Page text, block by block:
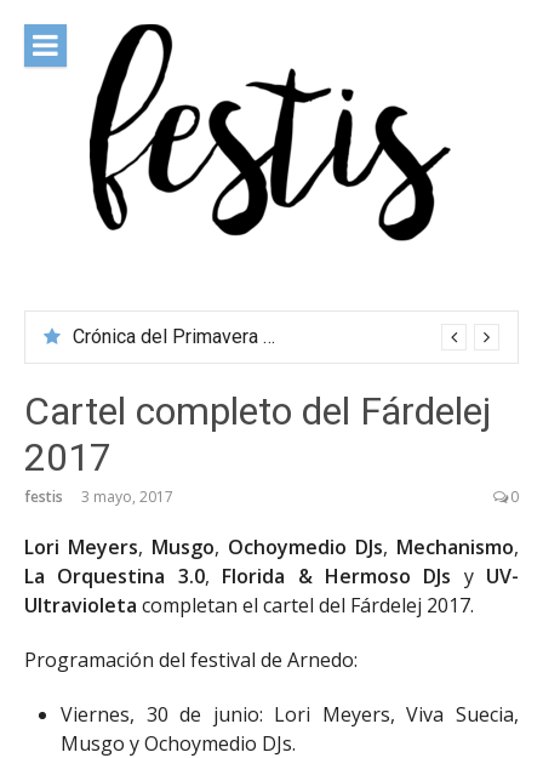
contenido
Crónica del Primavera Sound Porto 2026
Cartel completo del Fárdelej
2017
festis 3 mayo, 2017 0
Lori Meyers, Musgo, Ochoymedio DJs, Mechanismo,
La Orquestina 3.0, Florida & Hermoso DJs y UV-
Ultravioleta completan el cartel del Fárdelej 2017.
Programación del festival de Arnedo:
Viernes, 30 de junio: Lori Meyers, Viva Suecia,
Musgo y Ochoymedio DJs.